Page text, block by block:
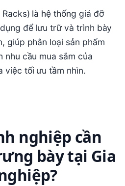
là hệ thống giá đỡ
để lưu trữ và trình bày
giúp phân loại sản phẩm
nhu cầu mua sắm của
việc tối ưu tầm nhìn.
nghiệp cần
bày tại Gia